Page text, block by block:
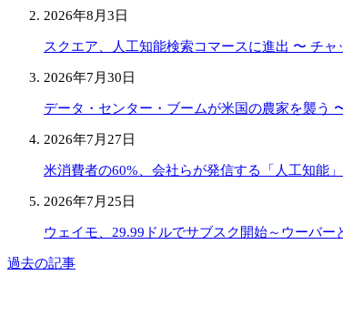
2026年8月3日
スクエア、人工知能検索コマースに進出 〜 チ
2026年7月30日
データ・センター・ブームが米国の農家を襲う
2026年7月27日
米消費者の60%、会社らが発信する「人工知能
2026年7月25日
ウェイモ、29.99ドルでサブスク開始～ウーバー
過去の記事